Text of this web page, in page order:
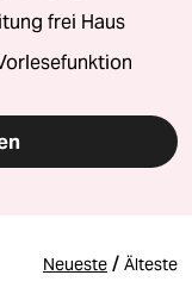
frei Haus
Neueste / Älteste